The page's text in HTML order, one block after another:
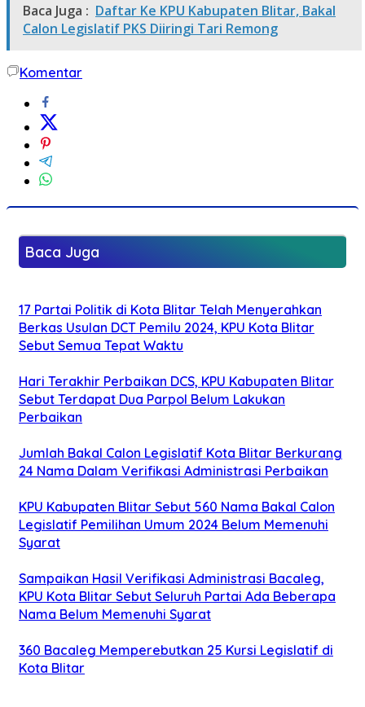
Baca Juga : Daftar Ke KPU Kabupaten Blitar, Bakal
Calon Legislatif PKS Diiringi Tari Remong
Komentar
Baca Juga
17 Partai Politik di Kota Blitar Telah Menyerahkan
Berkas Usulan DCT Pemilu 2024, KPU Kota Blitar
Sebut Semua Tepat Waktu
Hari Terakhir Perbaikan DCS, KPU Kabupaten Blitar
Sebut Terdapat Dua Parpol Belum Lakukan
Perbaikan
Jumlah Bakal Calon Legislatif Kota Blitar Berkurang
24 Nama Dalam Verifikasi Administrasi Perbaikan
KPU Kabupaten Blitar Sebut 560 Nama Bakal Calon
Legislatif Pemilihan Umum 2024 Belum Memenuhi
Syarat
Sampaikan Hasil Verifikasi Administrasi Bacaleg,
KPU Kota Blitar Sebut Seluruh Partai Ada Beberapa
Nama Belum Memenuhi Syarat
360 Bacaleg Memperebutkan 25 Kursi Legislatif di
Kota Blitar